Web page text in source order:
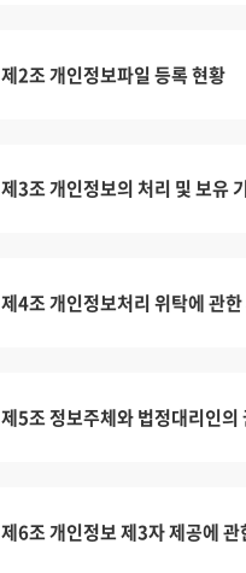
제2조 개인정보파일 등록 현황
제3조 개인정보의 처리 및 보유
제4조 개인정보처리 위탁에 관
제5조 정보주체와 법정대리인
제6조 개인정보 제3자 제공에 관